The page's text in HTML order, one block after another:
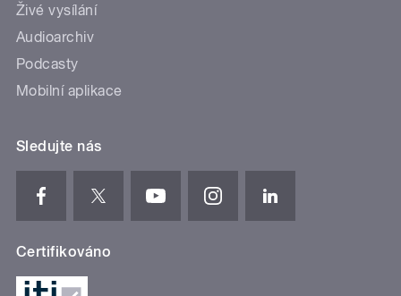
Živé vysílání
Audioarchiv
Podcasty
Mobilní aplikace
Sledujte nás
Certifikováno